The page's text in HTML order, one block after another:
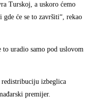
Turskoj, a uskoro ćemo
će se to završiti“, rekao
to uradio samo pod uslovom
redistribuciju izbeglica
premijer.